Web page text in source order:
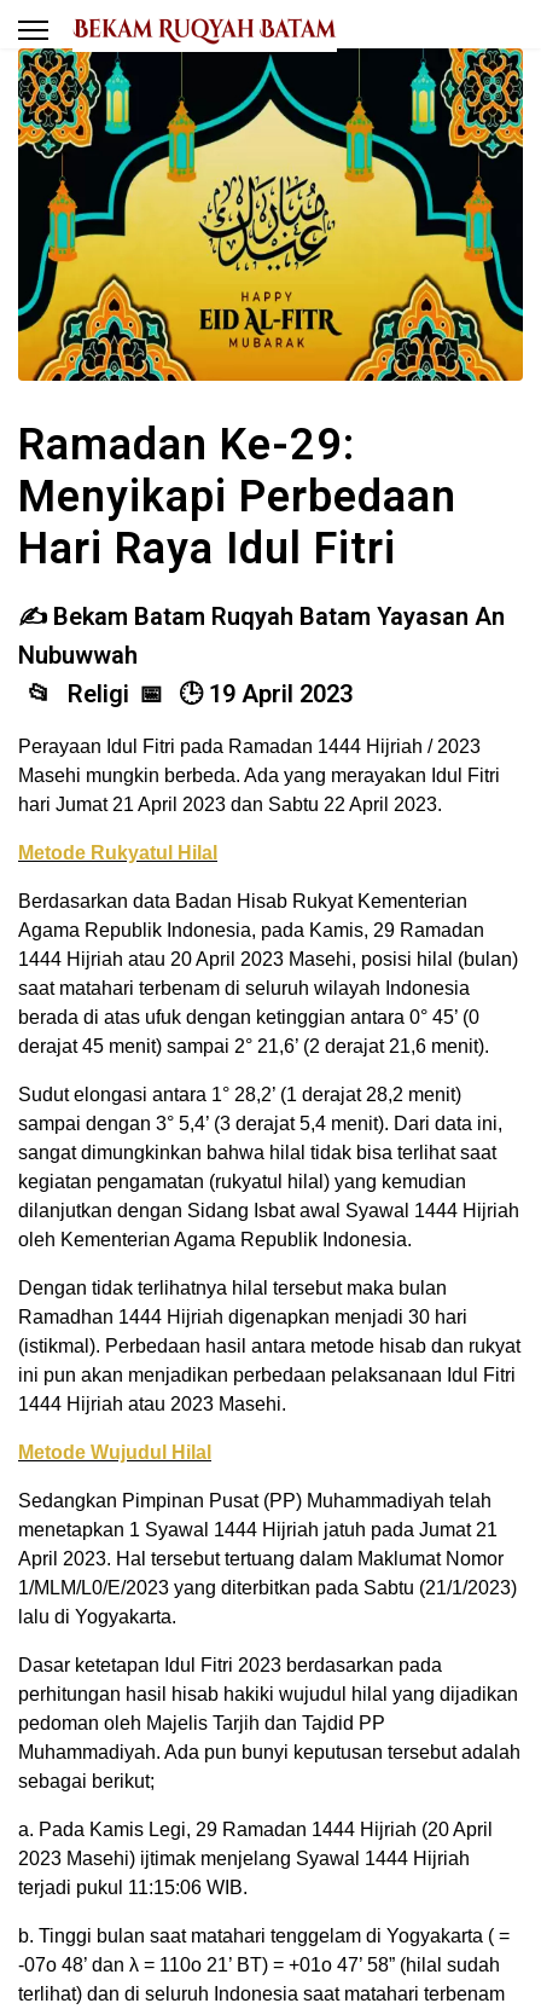
Ramadan Ke-29:
Menyikapi Perbedaan
Hari Raya Idul Fitri
Bekam Batam Ruqyah Batam Yayasan An
Nubuwwah
Religi
19 April 2023
Perayaan Idul Fitri pada Ramadan 1444 Hijriah / 2023
Masehi mungkin berbeda. Ada yang merayakan Idul Fitri
hari Jumat 21 April 2023 dan Sabtu 22 April 2023.
Metode Rukyatul Hilal
Berdasarkan data Badan Hisab Rukyat Kementerian
Agama Republik Indonesia, pada Kamis, 29 Ramadan
1444 Hijriah atau 20 April 2023 Masehi, posisi hilal (bulan)
saat matahari terbenam di seluruh wilayah Indonesia
berada di atas ufuk dengan ketinggian antara 0° 45’ (0
derajat 45 menit) sampai 2° 21,6’ (2 derajat 21,6 menit).
Sudut elongasi antara 1° 28,2’ (1 derajat 28,2 menit)
sampai dengan 3° 5,4’ (3 derajat 5,4 menit). Dari data ini,
sangat dimungkinkan bahwa hilal tidak bisa terlihat saat
kegiatan pengamatan (rukyatul hilal) yang kemudian
dilanjutkan dengan Sidang Isbat awal Syawal 1444 Hijriah
oleh Kementerian Agama Republik Indonesia.
Dengan tidak terlihatnya hilal tersebut maka bulan
Ramadhan 1444 Hijriah digenapkan menjadi 30 hari
(istikmal). Perbedaan hasil antara metode hisab dan rukyat
ini pun akan menjadikan perbedaan pelaksanaan Idul Fitri
1444 Hijriah atau 2023 Masehi.
Metode Wujudul Hilal
Sedangkan Pimpinan Pusat (PP) Muhammadiyah telah
menetapkan 1 Syawal 1444 Hijriah jatuh pada Jumat 21
April 2023. Hal tersebut tertuang dalam Maklumat Nomor
1/MLM/L0/E/2023 yang diterbitkan pada Sabtu (21/1/2023)
lalu di Yogyakarta.
Dasar ketetapan Idul Fitri 2023 berdasarkan pada
perhitungan hasil hisab hakiki wujudul hilal yang dijadikan
pedoman oleh Majelis Tarjih dan Tajdid PP
Muhammadiyah. Ada pun bunyi keputusan tersebut adalah
sebagai berikut;
a. Pada Kamis Legi, 29 Ramadan 1444 Hijriah (20 April
2023 Masehi) ijtimak menjelang Syawal 1444 Hijriah
terjadi pukul 11:15:06 WIB.
b. Tinggi bulan saat matahari tenggelam di Yogyakarta ( =
-07o 48’ dan λ = 110o 21’ BT) = +01o 47’ 58” (hilal sudah
terlihat) dan di seluruh Indonesia saat matahari terbenam